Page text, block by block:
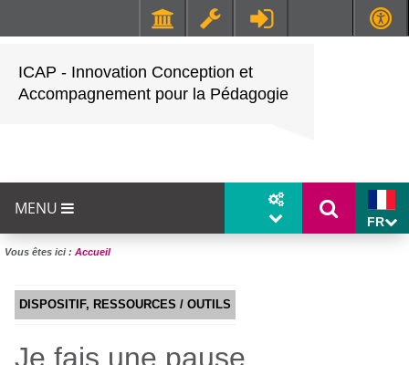
ICAP - Innovation Conception et
Accompagnement pour la Pédagogie
MENU
FR
Vous êtes ici : Accueil
DISPOSITIF, RESSOURCES / OUTILS
Je fais une pause